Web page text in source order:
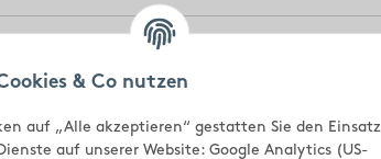
Standorte
& Co nutzen
auf „Alle akzeptieren“ gestatten Sie den Einsatz
auf unserer Website: Google Analytics (US-